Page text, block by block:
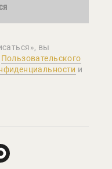
вы
Пользовательского
и